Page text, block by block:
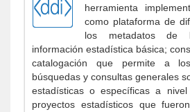
herramienta
como plataforma de
los metadatos de
información estadística básica;
catalogación que permite a
búsquedas y consultas generales
estadísticas o específicas a
proyectos estadísticos que